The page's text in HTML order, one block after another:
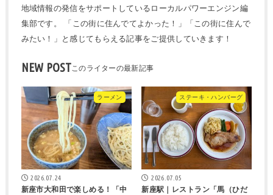
地域情報の発信をサポートしているローカルパワーエンジン編
集部です。 「この街に住んでてよかった！」「この街に住んで
みたい！」と感じてもらえる記事をご提供していきます！
NEW POST
ラーメン
2026.07.24
新座市大和田で楽しめる！「中
ステーキ・ハンバーグ
2026.07.05
新座駅｜レストラン「馬（ひだ